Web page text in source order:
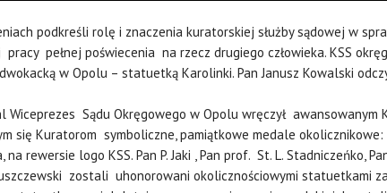
podkreśli rolę i znaczenia kuratorskiej służby sądowej w
pełnej poświecenia na rzecz drugiego człowieka. KSS
w Opolu – statuetką Karolinki. Pan Janusz Kowalski
Wiceprezes Sądu Okręgowego w Opolu wręczył awansowanym
się Kuratorom symboliczne, pamiątkowe medale okolicznikowe:
na rewersie logo KSS. Pan P. Jaki , Pan prof. St. L. Stadniczeńko,
zostali uhonorowani okolicznościowymi statuetkami